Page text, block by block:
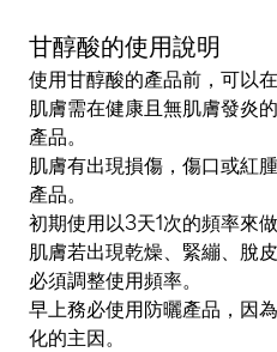
甘醇酸的使用說明
使用甘醇酸的產品前，可以
肌膚需在健康且無肌膚發炎
產品。
肌膚有出現損傷，傷口或紅
產品。
初期使用以3天1次的頻率來
肌膚若出現乾燥、緊繃、脫
必須調整使用頻率。
早上務必使用防曬產品，因
化的主因。